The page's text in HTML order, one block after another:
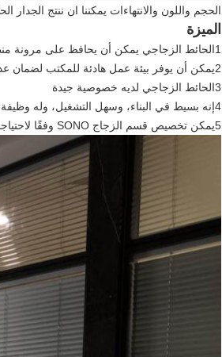
الحجم واللون والانتهاءات يمكننا ان ننتج
الميزة
1الحائط الزجاجي يمكن أن يحافظ على مرونة منطقة الاستخدام.
2يمكن أن يوفر بيئة عمل هادئة للمكتب لضمان عدم إزعاج الموظفين أثناء العمل.
3الحائط الزجاجي لديه خصوصية جيدة
4إنه بسيط في البناء، وسهل التشغيل، وله وظيفة حماية البيئة، والتي يمكن إعادة استخدامها مرات عديدة.
5يمكن تخصيص قسم الزجاج SONO وفقًا لاحتياجاتك المختلفة.